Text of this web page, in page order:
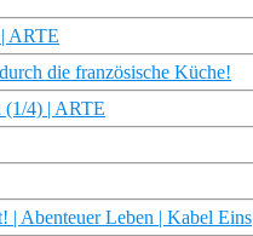
ARTE
die französische Küche!
(1/4) | ARTE
| Abenteuer Leben | Kabel Eins